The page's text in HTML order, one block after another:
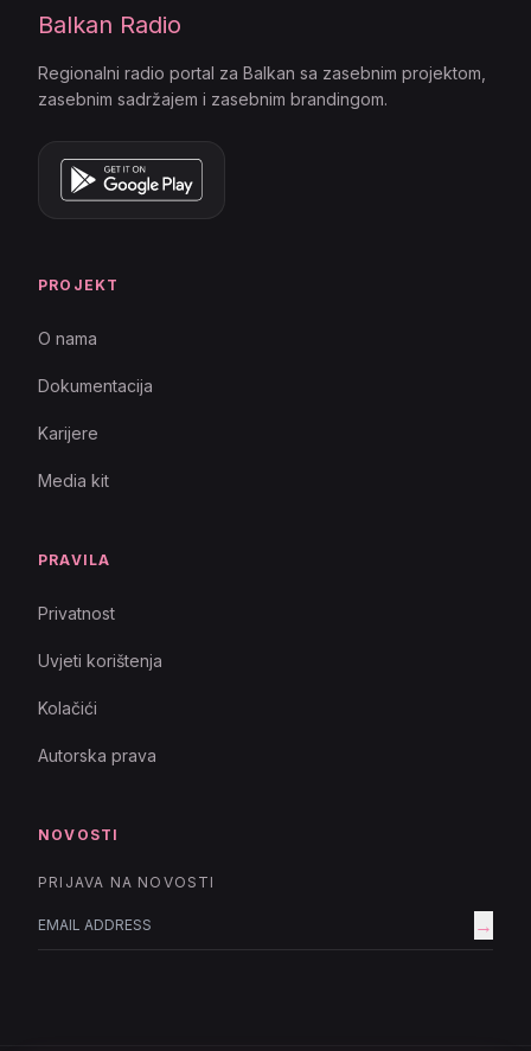
Balkan Radio
Regionalni radio portal za Balkan sa zasebnim projektom,
zasebnim sadržajem i zasebnim brandingom.
PROJEKT
O nama
Dokumentacija
Karijere
Media kit
PRAVILA
Privatnost
Uvjeti korištenja
Kolačići
Autorska prava
NOVOSTI
PRIJAVA NA NOVOSTI
→